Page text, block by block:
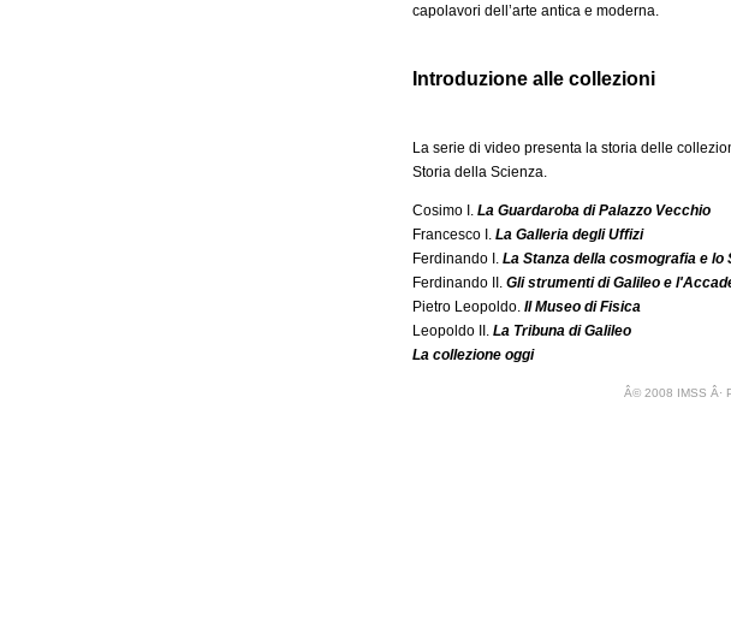
capolavori dell’arte antica e moderna.
Introduzione alle collezioni
La serie di video presenta la storia delle
Storia della Scienza.
Cosimo I.La Guardaroba di Palazzo Vecchio
Francesco I.La Galleria degli Uffizi
Ferdinando I.La Stanza della cosmografia e
Ferdinando II.Gli strumenti di Galileo e
Pietro Leopoldo.Il Museo di Fisica
Leopoldo II.La Tribuna di Galileo
La collezione oggi
Â© 2008 IMSS Â·